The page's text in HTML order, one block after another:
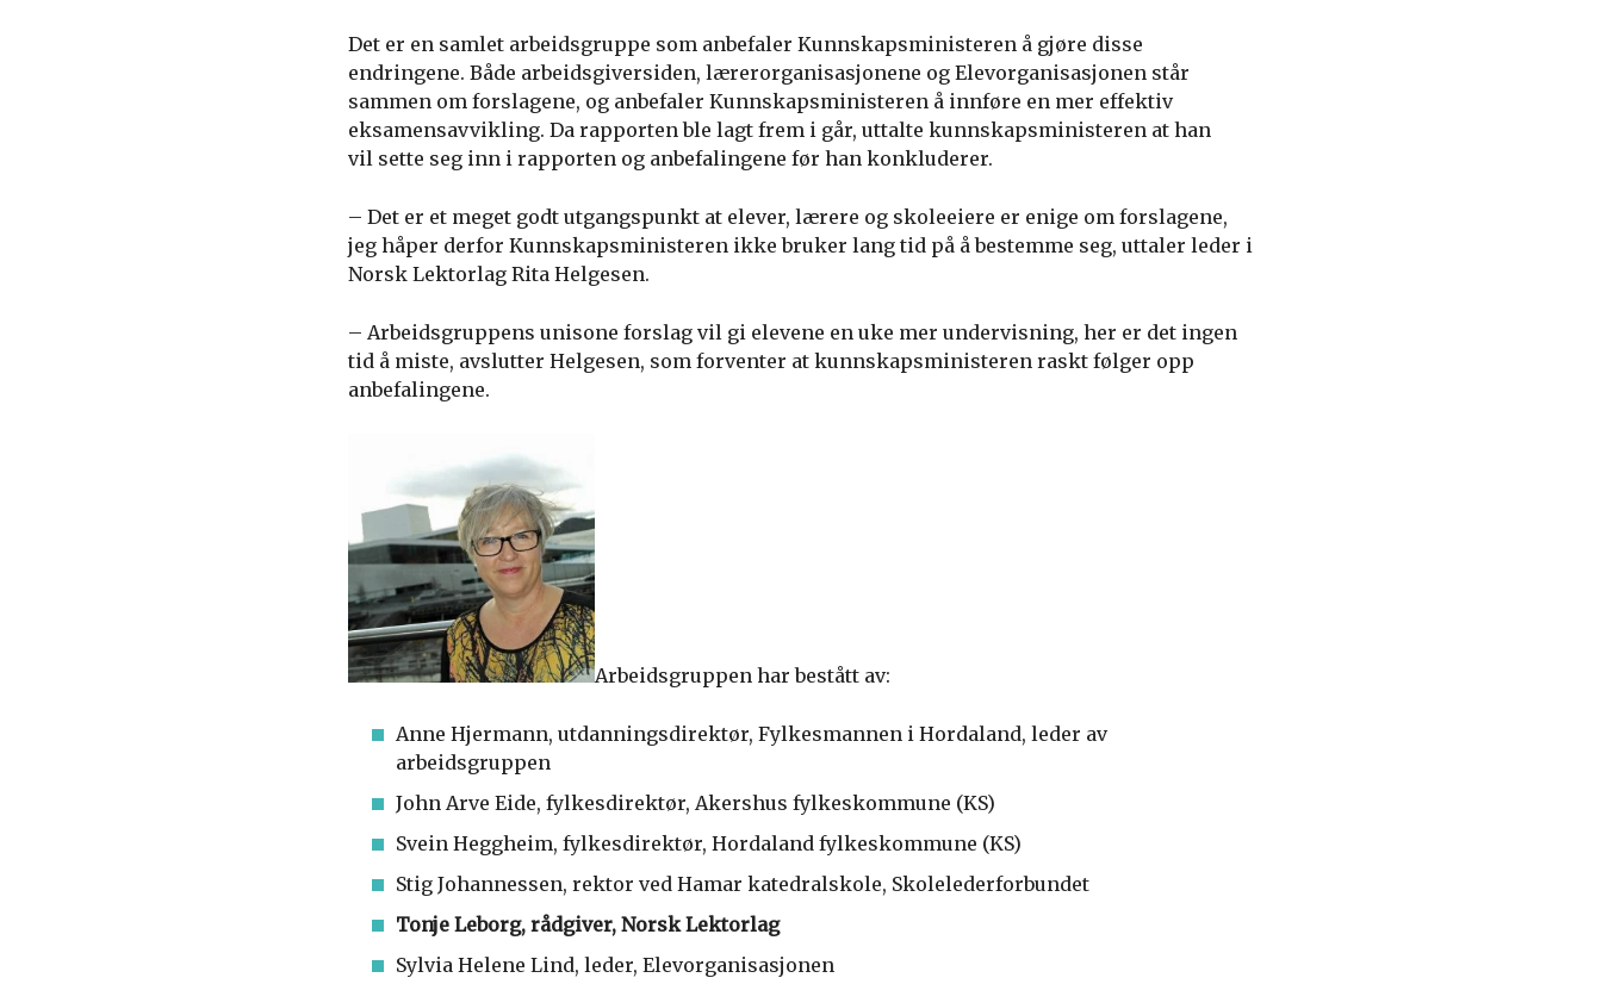
Det er en samlet arbeidsgruppe som anbefaler Kunnskapsministeren å gjøre disse
endringene. Både arbeidsgiversiden, lærerorganisasjonene og Elevorganisasjonen står
sammen om forslagene, og anbefaler Kunnskapsministeren å innføre en mer effektiv
eksamensavvikling. Da rapporten ble lagt frem i går, uttalte kunnskapsministeren at han
vil sette seg inn i rapporten og anbefalingene før han konkluderer.
– Det er et meget godt utgangspunkt at elever, lærere og skoleeiere er enige om forslagene,
jeg håper derfor Kunnskapsministeren ikke bruker lang tid på å bestemme seg, uttaler leder i
Norsk Lektorlag Rita Helgesen.
– Arbeidsgruppens unisone forslag vil gi elevene en uke mer undervisning, her er det ingen
tid å miste, avslutter Helgesen, som forventer at kunnskapsministeren raskt følger opp
anbefalingene.
Arbeidsgruppen har bestått av:
Anne Hjermann, utdanningsdirektør, Fylkesmannen i Hordaland, leder av
arbeidsgruppen
John Arve Eide, fylkesdirektør, Akershus fylkeskommune (KS)
Svein Heggheim, fylkesdirektør, Hordaland fylkeskommune (KS)
Stig Johannessen, rektor ved Hamar katedralskole, Skolelederforbundet
Tonje Leborg, rådgiver, Norsk Lektorlag
Sylvia Helene Lind, leder, Elevorganisasjonen